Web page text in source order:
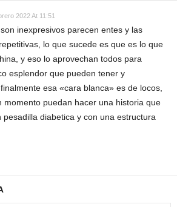
2022 At 11:51
inexpresivos parecen entes y las
lo que sucede es que es lo que
y eso lo aprovechan todos para
esplendor que pueden tener y
esa «cara blanca» es de locos,
momento puedan hacer una historia que
pesadilla diabetica y con una estructura